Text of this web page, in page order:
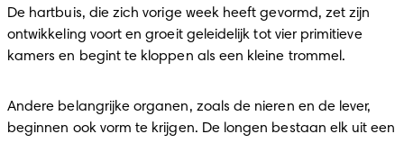
De hartbuis, die zich vorige week heeft gevormd, zet zijn
ontwikkeling voort en groeit geleidelijk tot vier primitieve
kamers en begint te kloppen als een kleine trommel.
Andere belangrijke organen, zoals de nieren en de lever,
beginnen ook vorm te krijgen. De longen bestaan elk uit een